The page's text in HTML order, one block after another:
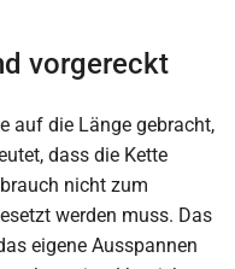
vorgereckt
auf die Länge gebracht,
dass die Kette
nicht zum
werden muss. Das
eigene Ausspannen